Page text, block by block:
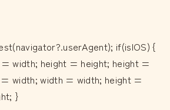
if(isIOS) {
width; height = height; height =
width; width = width; height =
}